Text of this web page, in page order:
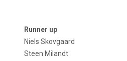
Runner up
Niels Skovgaard
Steen Milandt